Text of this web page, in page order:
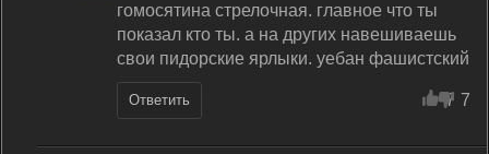
гомосятина стрелочная. главное что ты
показал кто ты. а на других навешиваешь
свои пидорские ярлыки. уебан фашистский
Ответить 7 7